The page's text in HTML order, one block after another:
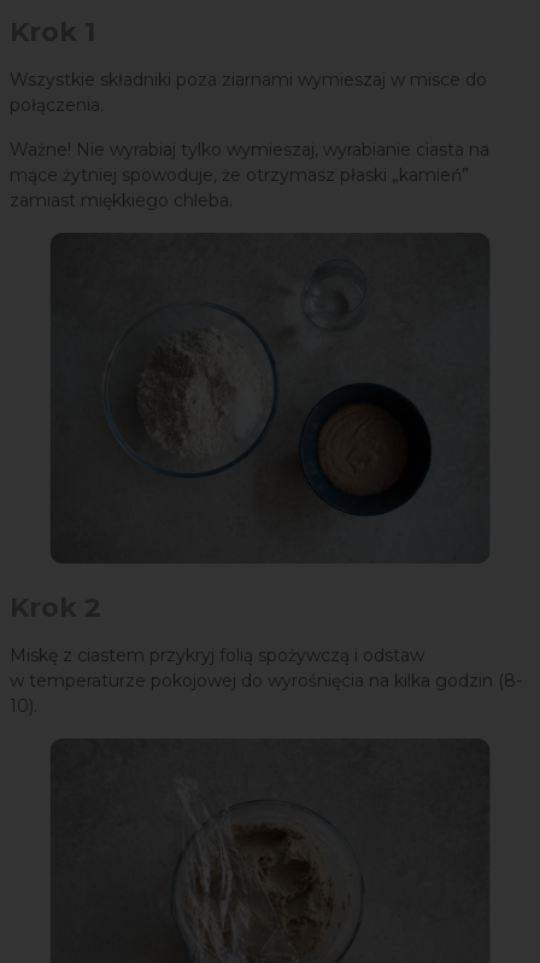
Wszystkie składniki poza ziarnami wymieszaj w misce do
połączenia.
Ważne! Nie wyrabiaj tylko wymieszaj, wyrabianie ciasta na
mące żytniej spowoduje, że otrzymasz płaski „kamień”
zamiast miękkiego chleba.
Miskę z ciastem przykryj folią spożywczą i odstaw
w temperaturze pokojowej do wyrośnięcia na kilka godzin (8-
10).